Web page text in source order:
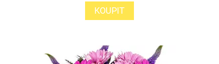
KOUPIT